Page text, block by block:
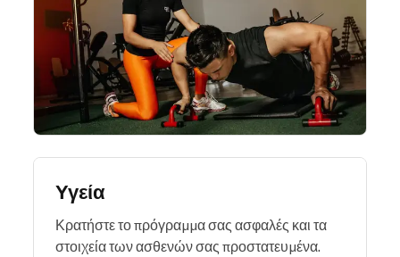
Υγεία
Κρατήστε το πρόγραμμα σας ασφαλές και τα
στοιχεία των ασθενών σας προστατευμένα.